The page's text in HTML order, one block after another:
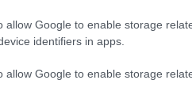
allow Google to enable storage
identifiers in apps.
allow Google to enable storage
κορυφαία υβριδική